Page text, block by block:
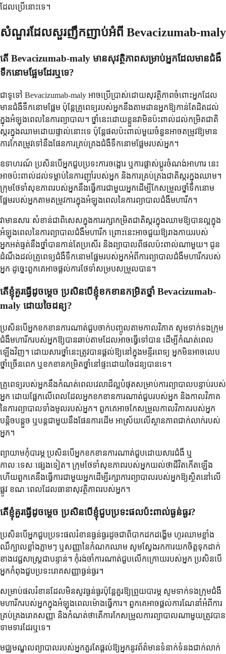
ដែលប្រើនោះទេ។
សំណួរដែលសួរញឹកញាប់អំពី Bevacizumab-maly
តើ Bevacizumab-maly មានសុវត្ថិភាពសម្រាប់អ្នកដែលមានជំងឺ
ទឹកនោមផ្អែមដែរឬទេ?
ជាទូទៅ Bevacizumab-maly អាចប្រើប្រាស់ដោយសុវត្ថិភាពចំពោះអ្នកដែល
មានជំងឺទឹកនោមផ្អែម ប៉ុន្តែគ្រូពេទ្យរបស់អ្នកនឹងតាមដានអ្នកឱ្យកាន់តែដិតដល់
ក្នុងអំឡុងពេលនៃការព្យាបាល។ ថ្នាំនេះដោយខ្លួនវាមិនប៉ះពាល់ដល់កម្រិតជាតិ
ស្ករក្នុងឈាមដោយផ្ទាល់នោះទេ ប៉ុន្តែផលប៉ះពាល់មួយចំនួនអាចតម្រូវឱ្យមាន
ការកែតម្រូវទៅនឹងផែនការគ្រប់គ្រងជំងឺទឹកនោមផ្អែមរបស់អ្នក។
ឧទាហរណ៍ ប្រសិនបើអ្នកជួបប្រទះការចង្អោរ ឬការផ្លាស់ប្តូរចំណង់អាហារ នេះ
អាចប៉ះពាល់ដល់ទម្លាប់នៃការញ៉ាំរបស់អ្នក និងការគ្រប់គ្រងជាតិស្ករក្នុងឈាម។
ក្រុមថែទាំសុខភាពរបស់អ្នកនឹងធ្វើការជាមួយអ្នកដើម្បីកែសម្រួលថ្នាំទឹកនោម
ផ្អែមរបស់អ្នកតាមតម្រូវការក្នុងអំឡុងពេលនៃការព្យាបាលជំងឺមហារីក។
វាមានសារៈសំខាន់ជាពិសេសក្នុងការរក្សាកម្រិតជាតិស្ករក្នុងឈាមឱ្យបានល្អក្នុង
អំឡុងពេលនៃការព្យាបាលជំងឺមហារីក ព្រោះនេះអាចជួយឱ្យរាងកាយរបស់
អ្នកអត់ធ្មត់នឹងថ្នាំបានកាន់តែប្រសើរ និងព្យាបាលពីផលប៉ះពាល់ណាមួយ។ ជូន
ដំណឹងដល់គ្រូពេទ្យជំងឺទឹកនោមផ្អែមរបស់អ្នកអំពីការព្យាបាលជំងឺមហារីករបស់
អ្នក ដូច្នេះពួកគេអាចផ្តល់ការថែទាំសម្របសម្រួលបាន។
តើខ្ញុំគួរធ្វើដូចម្តេច ប្រសិនបើខ្ញុំខកខានកម្រិតថ្នាំ Bevacizumab-
maly ដោយចៃដន្យ?
ប្រសិនបើអ្នកខកខានការណាត់ជួបចាក់បញ្ចូលតាមកាលវិភាគ សូមទាក់ទងក្រុម
ជំងឺមហារីករបស់អ្នកឱ្យបានឆាប់តាមដែលអាចធ្វើទៅបាន ដើម្បីកំណត់ពេល
ឡើងវិញ។ ដោយសារថ្នាំនេះត្រូវបានផ្តល់ឱ្យនៅក្នុងមន្ទីរពេទ្យ អ្នកមិនអាចលេប
ថ្នាំច្រើនពេក ឬខកខានកម្រិតថ្នាំនៅផ្ទះដោយចៃដន្យបានទេ។
គ្រូពេទ្យរបស់អ្នកនឹងកំណត់ពេលវេលាដ៏ល្អបំផុតសម្រាប់ការព្យាបាលបន្ទាប់របស់
អ្នក ដោយផ្អែកលើពេលដែលអ្នកខកខានការណាត់ជួបរបស់អ្នក និងកាលវិភាគ
នៃការព្យាបាលទាំងមូលរបស់អ្នក។ ពួកគេអាចកែសម្រួលកាលវិភាគរបស់អ្នក
បន្តិចបន្តួច ឬបន្តជាមួយនឹងផែនការដើម អាស្រ័យលើស្ថានភាពជាក់លាក់របស់
អ្នក។
ព្យាយាមកុំបារម្ភ ប្រសិនបើអ្នកខកខានការណាត់ជួបដោយសារជំងឺ ឬ
កាលៈទេសៈផ្សេងទៀត។ ក្រុមថែទាំសុខភាពរបស់អ្នកយល់ថាជីវិតកើតឡើង
ហើយពួកគេនឹងធ្វើការជាមួយអ្នកដើម្បីរក្សាការព្យាបាលរបស់អ្នកឱ្យស្ថិតនៅលើ
ផ្លូវ ខណៈពេលដែលធានាសុវត្ថិភាពរបស់អ្នក។
តើខ្ញុំគួរធ្វើដូចម្តេច ប្រសិនបើខ្ញុំជួបប្រទះផលប៉ះពាល់ធ្ងន់ធ្ងរ?
ប្រសិនបើអ្នកជួបប្រទះផលរំខានធ្ងន់ធ្ងរដូចជាពិបាកដកដង្ហើម ហូរឈាមខ្លាំង
ឈឺក្បាលខ្លាំងភ្លាមៗ ឬសញ្ញានៃកំណកឈាម សូមស្វែងរកការយកចិត្តទុកដាក់
ខាងវេជ្ជសាស្ត្រជាបន្ទាន់។ កុំរង់ចាំការណាត់ជួបលើកក្រោយរបស់អ្នក ប្រសិនបើ
អ្នកកំពុងជួបប្រទះរោគសញ្ញាធ្ងន់ធ្ងរ។
សម្រាប់ផលរំខានដែលមិនសូវធ្ងន់ធ្ងរប៉ុន្តែគួរឱ្យព្រួយបារម្ភ សូមទាក់ទងក្រុមជំងឺ
មហារីករបស់អ្នកក្នុងអំឡុងពេលម៉ោងធ្វើការ។ ពួកគេអាចផ្តល់ការណែនាំអំពីការ
គ្រប់គ្រងរោគសញ្ញា និងកំណត់ថាតើការកែសម្រួលការព្យាបាលណាមួយត្រូវបាន
ទាមទារដែរឬទេ។
មជ្ឈមណ្ឌលព្យាបាលរបស់អ្នកគួរតែផ្តល់ឱ្យអ្នកនូវព័ត៌មានទំនាក់ទំនងជាក់លាក់